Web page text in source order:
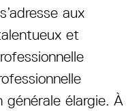
aux
et
élargie. À